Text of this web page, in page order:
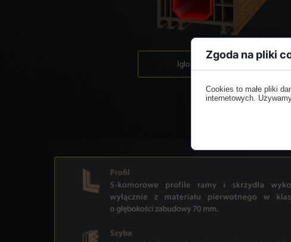
Iglo 5 PVC
Zgoda na pliki
Cookies to małe pliki
internetowych.